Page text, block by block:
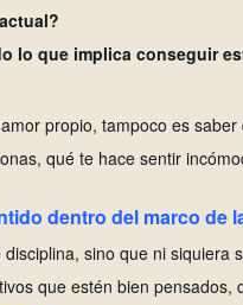
lo que implica conseguir
propio, tampoco es
qué te hace sentir
dentro del marco de
sino que ni siquiera
que estén bien